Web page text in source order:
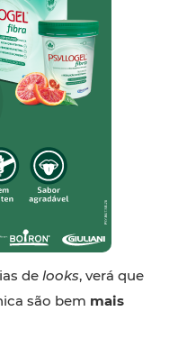
de looks, verá que
são bem mais